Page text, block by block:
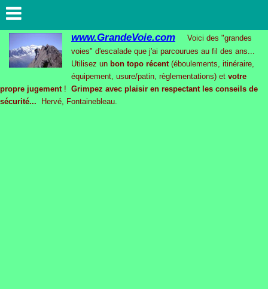
www.GrandeVoie.com Voici des "grandes
voies" d'escalade que j'ai parcourues au fil des ans...
Utilisez un bon topo récent (éboulements, itinéraire,
équipement, usure/patin, règlementations) et votre
propre jugement ! Grimpez avec plaisir en respectant les conseils de
sécurité... Hervé, Fontainebleau.